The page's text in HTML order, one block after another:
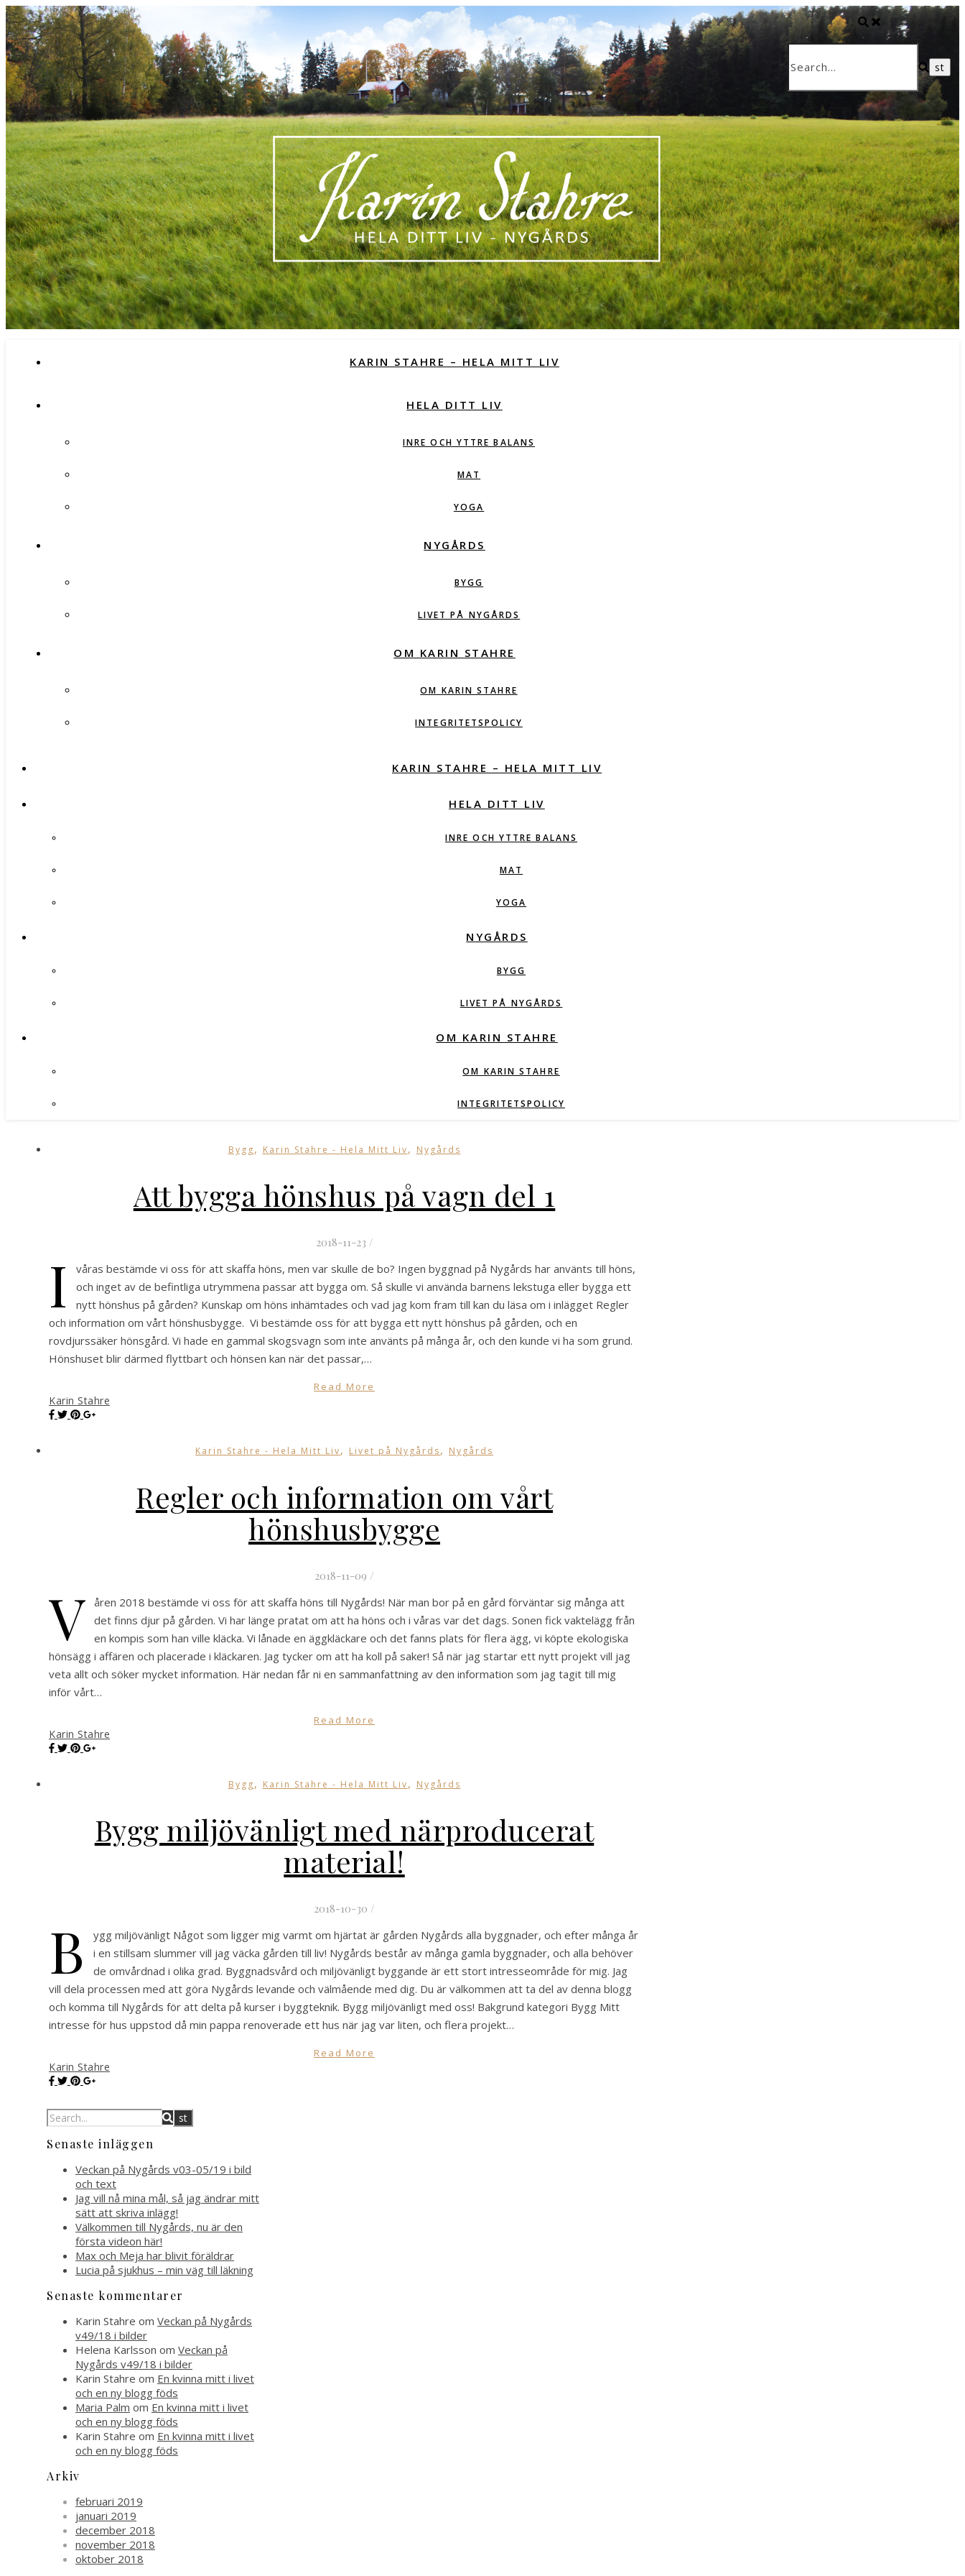
KARIN STAHRE – HELA MITT LIV
HELA DITT LIV
INRE OCH YTTRE BALANS
MAT
YOGA
NYGÅRDS
BYGG
LIVET PÅ NYGÅRDS
OM KARIN STAHRE
OM KARIN STAHRE
INTEGRITETSPOLICY
KARIN STAHRE – HELA MITT LIV
HELA DITT LIV
INRE OCH YTTRE BALANS
MAT
YOGA
NYGÅRDS
BYGG
LIVET PÅ NYGÅRDS
OM KARIN STAHRE
OM KARIN STAHRE
INTEGRITETSPOLICY
Bygg, Karin Stahre - Hela Mitt Liv, Nygårds
Att bygga hönshus på vagn del 1
2018-11-23 /
I
våras bestämde vi oss för att skaffa höns, men var skulle de bo? Ingen byggnad på Nygårds har använts till höns,
och inget av de befintliga utrymmena passar att bygga om. Så skulle vi använda barnens lekstuga eller bygga ett
nytt hönshus på gården? Kunskap om höns inhämtades och vad jag kom fram till kan du läsa om i inlägget Regler
och information om vårt hönshusbygge. Vi bestämde oss för att bygga ett nytt hönshus på gården, och en
rovdjurssäker hönsgård. Vi hade en gammal skogsvagn som inte använts på många år, och den kunde vi ha som grund.
Hönshuset blir därmed flyttbart och hönsen kan när det passar,…
Read More
Karin Stahre
Karin Stahre - Hela Mitt Liv, Livet på Nygårds, Nygårds
Regler och information om vårt
hönshusbygge
2018-11-09 /
V åren 2018 bestämde vi oss för att skaffa höns till Nygårds! När man bor på en gård förväntar sig många att
det finns djur på gården. Vi har länge pratat om att ha höns och i våras var det dags. Sonen fick vaktelägg från
en kompis som han ville kläcka. Vi lånade en äggkläckare och det fanns plats för flera ägg, vi köpte ekologiska
hönsägg i affären och placerade i kläckaren. Jag tycker om att ha koll på saker! Så när jag startar ett nytt projekt vill jag
veta allt och söker mycket information. Här nedan får ni en sammanfattning av den information som jag tagit till mig
inför vårt…
Read More
Karin Stahre
Bygg, Karin Stahre - Hela Mitt Liv, Nygårds
Bygg miljövänligt med närproducerat
material!
2018-10-30 /
B
ygg miljövänligt Något som ligger mig varmt om hjärtat är gården Nygårds alla byggnader, och efter många år
i en stillsam slummer vill jag väcka gården till liv! Nygårds består av många gamla byggnader, och alla behöver
de omvårdnad i olika grad. Byggnadsvård och miljövänligt byggande är ett stort intresseområde för mig. Jag
vill dela processen med att göra Nygårds levande och välmående med dig. Du är välkommen att ta del av denna blogg
och komma till Nygårds för att delta på kurser i byggteknik. Bygg miljövänligt med oss! Bakgrund kategori Bygg Mitt
intresse för hus uppstod då min pappa renoverade ett hus när jag var liten, och flera projekt…
Read More
Karin Stahre
Senaste inläggen
Veckan på Nygårds v03-05/19 i bild
och text
Jag vill nå mina mål, så jag ändrar mitt
sätt att skriva inlägg!
Välkommen till Nygårds, nu är den
första videon här!
Max och Meja har blivit föräldrar
Lucia på sjukhus – min väg till läkning
Senaste kommentarer
Karin Stahre om Veckan på Nygårds
v49/18 i bilder
Helena Karlsson om Veckan på
Nygårds v49/18 i bilder
Karin Stahre om En kvinna mitt i livet
och en ny blogg föds
Maria Palm om En kvinna mitt i livet
och en ny blogg föds
Karin Stahre om En kvinna mitt i livet
och en ny blogg föds
Arkiv
februari 2019
januari 2019
december 2018
november 2018
oktober 2018